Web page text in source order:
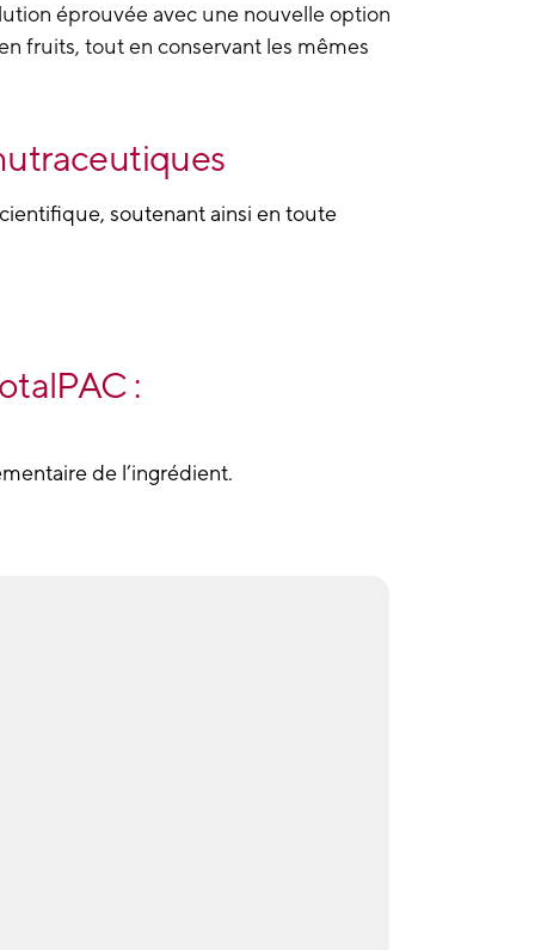
éprouvée avec une nouvelle option
fruits, tout en conservant les mêmes
soutenant ainsi en toute
:
de l’ingrédient.